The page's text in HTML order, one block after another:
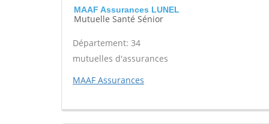
MAAF Assurances LUNEL
Mutuelle Santé Sénior
Département: 34
mutuelles d'assurances
MAAF Assurances